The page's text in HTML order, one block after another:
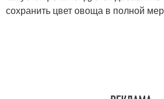
сохранить цвет овоща в полной